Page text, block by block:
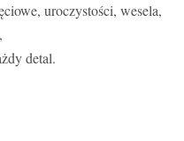
uroczystości, wesela,
detal.